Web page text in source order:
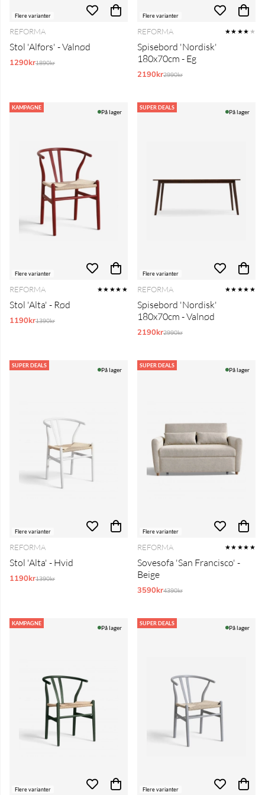
Flere varianter
REFORMA
Stol 'Alfors' - Valnød
1290krNormalpris:
1890kr
Flere varianter
REFORMA ★★★★ ★
Spisebord 'Nordisk'
180x70cm - Eg
2190krNormalpris:
2990kr
KAMPAGNE
Flere varianter
På lager
REFORMA ★★★★★
Stol 'Alta' - Rød
1190krNormalpris:
1390kr
SUPER DEALS
Flere varianter
På lager
REFORMA ★★★★★
Spisebord 'Nordisk'
180x70cm - Valnød
2190krNormalpris:
2990kr
SUPER DEALS
Flere varianter
På lager
REFORMA
Stol 'Alta' - Hvid
1190krNormalpris:
1390kr
SUPER DEALS
Flere varianter
På lager
REFORMA ★★★★★
Sovesofa 'San Francisco' -
Beige
3590krNormalpris:
4390kr
KAMPAGNE
Flere varianter
På lager
SUPER DEALS
Flere varianter
På lager